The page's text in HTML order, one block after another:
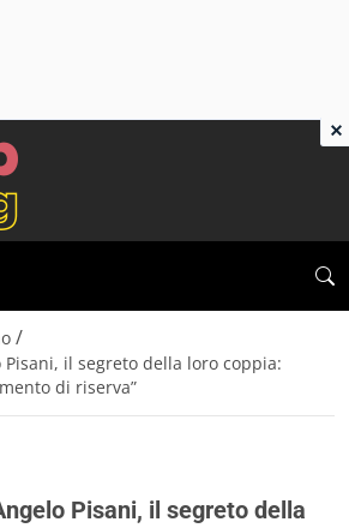
/
Pisani, il segreto della loro coppia:
di riserva”
Pisani, il segreto della
×